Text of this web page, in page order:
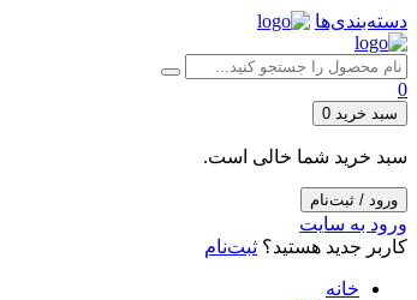
دسته‌بندی‌ها
0
سبد خرید 0
سبد خرید شما خالی است.
ورود / ثبت‌نام
ورود به سایت
کاربر جدید هستید؟ ثبت‌نام
خانه